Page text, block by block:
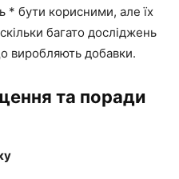
бути корисними, але їх
багато досліджень
виробляють добавки.
та поради